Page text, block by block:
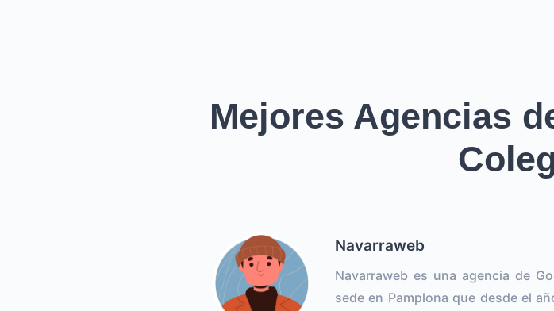
Mejores Agencias
Navarraweb
Navarraweb es una agencia de
sede en Pamplona que desde el